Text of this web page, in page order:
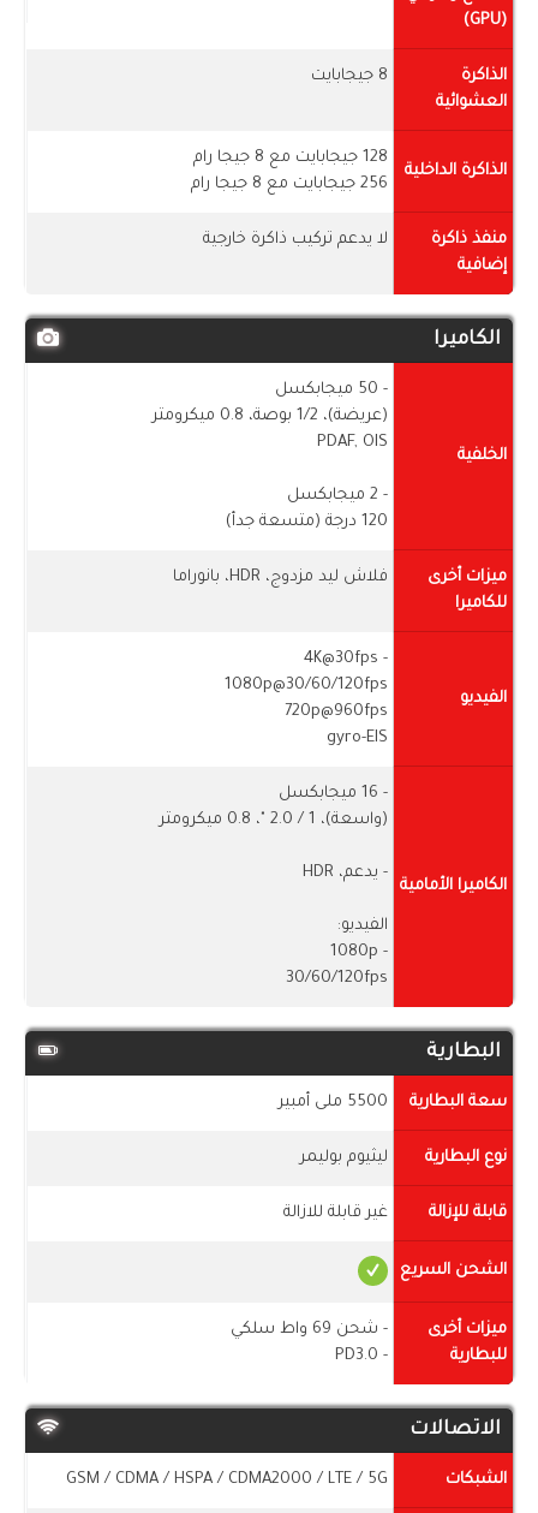
(GPU)
الذاكرة
العشوائية
8 جيجابايت
الذاكرة الداخلية
128 جيجابايت مع 8 جيجا رام
256 جيجابايت مع 8 جيجا رام
منفذ ذاكرة
إضافية
لا يدعم تركيب ذاكرة خارجية
الكاميرا
الخلفية
- 50 ميجابكسل
(عريضة)، 1/2 بوصة، 0.8 ميكرومتر
PDAF, OIS
- 2 ميجابكسل
120 درجة (متسعة جدأ)
ميزات أخرى
للكاميرا
فلاش ليد مزدوج، HDR، بانوراما
الفيديو
- 4K@30fps
1080p@30/60/120fps
720p@960fps
gyro-EIS
الكاميرا الأمامية
- 16 ميجابكسل
(واسعة)، 1 / ​​2.0 "، 0.8 ميكرومتر
- يدعم، HDR
الفيديو:
- 1080p
30/60/120fps
البطارية
سعة البطارية 5500 ملى أمبير
نوع البطارية ليثيوم بوليمر
قابلة للإزالة غير قابلة للازالة
الشحن السريع
ميزات أخرى
للبطارية
- شحن 69 واط سلكي
- PD3.0
الاتصالات
الشبكات GSM / CDMA / HSPA / CDMA2000 / LTE / 5G